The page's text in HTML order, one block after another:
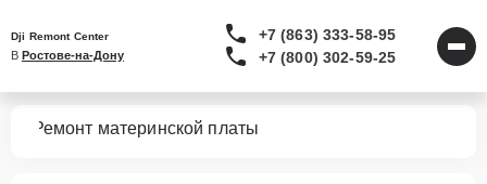
Dji Remont Center
В Ростове-на-Дону
+7 (863) 333-58-95
+7 (800) 302-59-25
Ремонт материнской платы